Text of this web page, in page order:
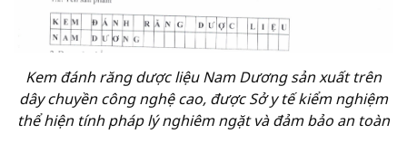
Kem đánh răng dược liệu Nam Dương sản xuất trên
dây chuyền công nghệ cao, được Sở y tế kiểm nghiệm
thể hiện tính pháp lý nghiêm ngặt và đảm bảo an toàn